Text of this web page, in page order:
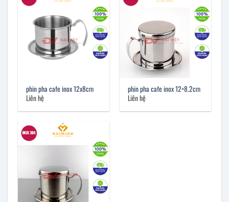
phin pha cafe inox 12x8cm
Liên hệ
phin pha cafe inox 12×8.2cm
Liên hệ